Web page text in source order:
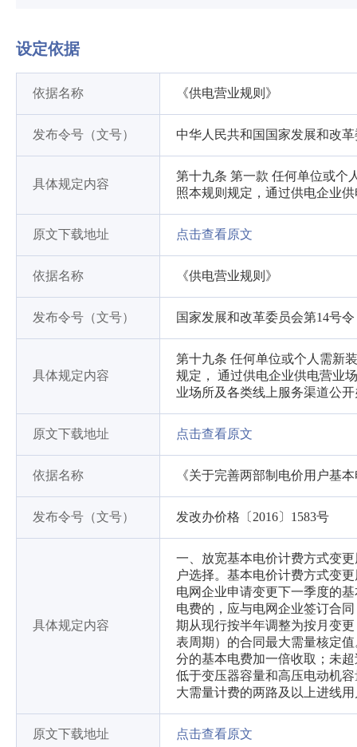
设定依据
依据名称 《供电营业规则》
发布令号（文号） 中华人民共和国国家发展和改
具体规定内容
第十九条 第一款 任何单位或个
照本规则规定，通过供电企业
原文下载地址 点击查看原文
依据名称 《供电营业规则》
发布令号（文号） 国家发展和改革委员会第14号令
具体规定内容
第十九条 任何单位或个人需新
规定， 通过供电企业供电营业
业场所及各类线上服务渠道公
原文下载地址 点击查看原文
依据名称 《关于完善两部制电价用户基
发布令号（文号） 发改办价格〔2016〕1583号
具体规定内容
一、放宽基本电价计费方式变
户选择。基本电价计费方式变
电网企业申请变更下一季度的
电费的，应与电网企业签订合
期从现行按半年调整为按月变
表周期）的合同最大需量核定
分的基本电费加一倍收取；未
低于变压器容量和高压电动机
大需量计费的两路及以上进线
原文下载地址 点击查看原文